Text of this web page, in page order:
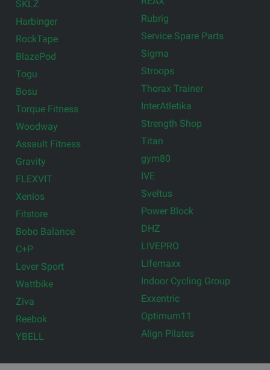
SKLZ
Harbinger
RockTape
BlazePod
Togu
Bosu
Torque Fitness
Woodway
Assault Fitness
Gravity
FLEXVIT
Xenios
Fitstore
Bobo Balance
C+P
Lever Sport
Wattbike
Ziva
Reebok
YBELL
Rubrig
Service Spare Parts
Sigma
Stroops
Thorax Trainer
InterAtletika
Strength Shop
Titan
gym80
IVE
Sveltus
Power Block
DHZ
LIVEPRO
Lifemaxx
Indoor Cycling Group
Exxentric
Optimum11
Align Pilates